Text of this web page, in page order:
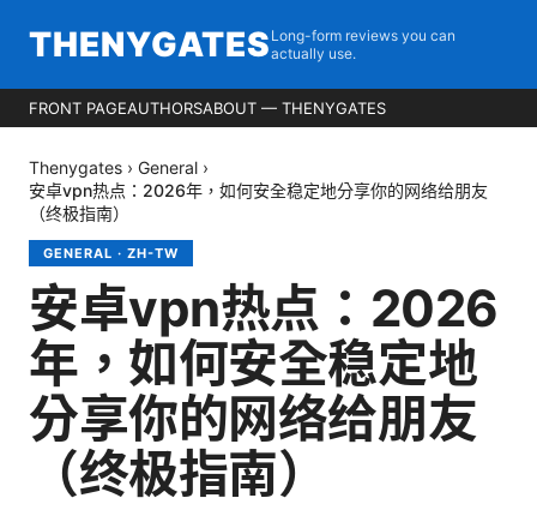
THENYGATES Long-form reviews you can
actually use.
FRONT PAGEAUTHORSABOUT — THENYGATES
Thenygates › General ›
安卓vpn热点：2026年，如何安全稳定地分享你的网络给朋友
（终极指南）
GENERAL · ZH-TW
安卓vpn热点：2026
年，如何安全稳定地
分享你的网络给朋友
（终极指南）